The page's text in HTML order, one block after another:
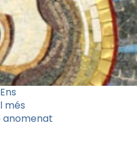
més
anomenat